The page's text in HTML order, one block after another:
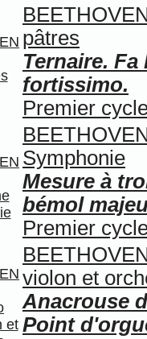
pâtres
Ternaire.
fortissimo.
Premier
Symphonie
Mesure à
bémol
Premier
violon et
Anacrouse
Point